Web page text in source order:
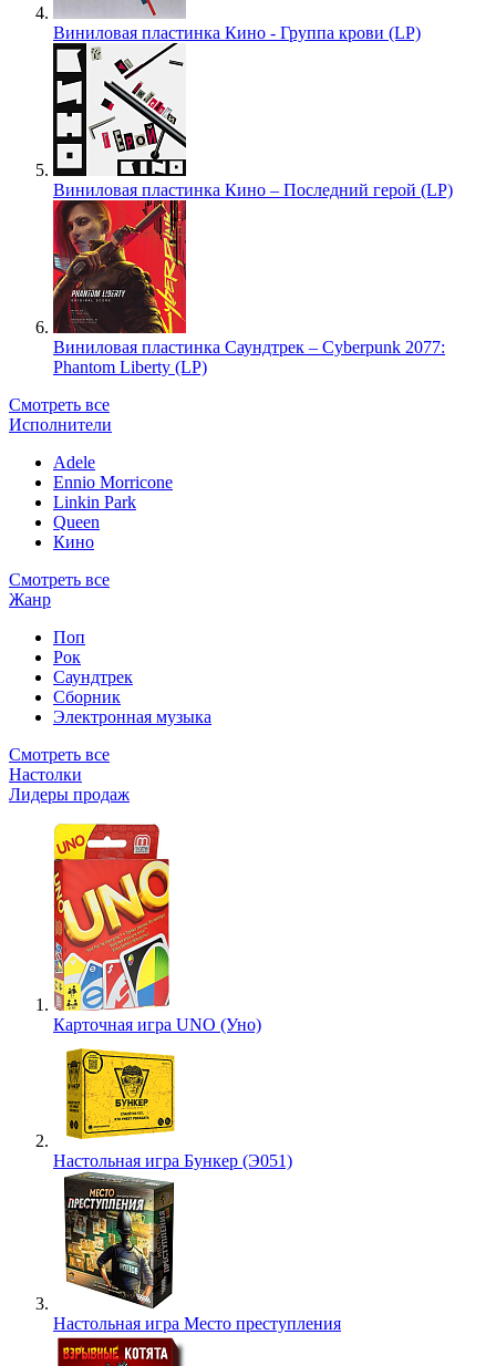
Виниловая пластинка Кино - Группа крови (LP)
Виниловая пластинка Кино – Последний герой (LP)
Виниловая пластинка Саундтрек – Cyberpunk 2077:
Phantom Liberty (LP)
Смотреть все
Исполнители
Adele
Ennio Morricone
Linkin Park
Queen
Кино
Смотреть все
Жанр
Поп
Рок
Саундтрек
Сборник
Электронная музыка
Смотреть все
Настолки
Лидеры продаж
Карточная игра UNO (Уно)
Настольная игра Бункер (Э051)
Настольная игра Место преступления